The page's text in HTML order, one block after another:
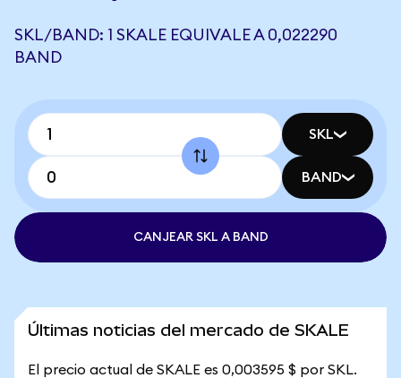
SKL/BAND: 1 SKALE EQUIVALE A 0,022290
BAND
SKL
BAND
CANJEAR SKL A BAND
Últimas noticias del mercado de SKALE
El precio actual de SKALE es 0,003595 $ por SKL.